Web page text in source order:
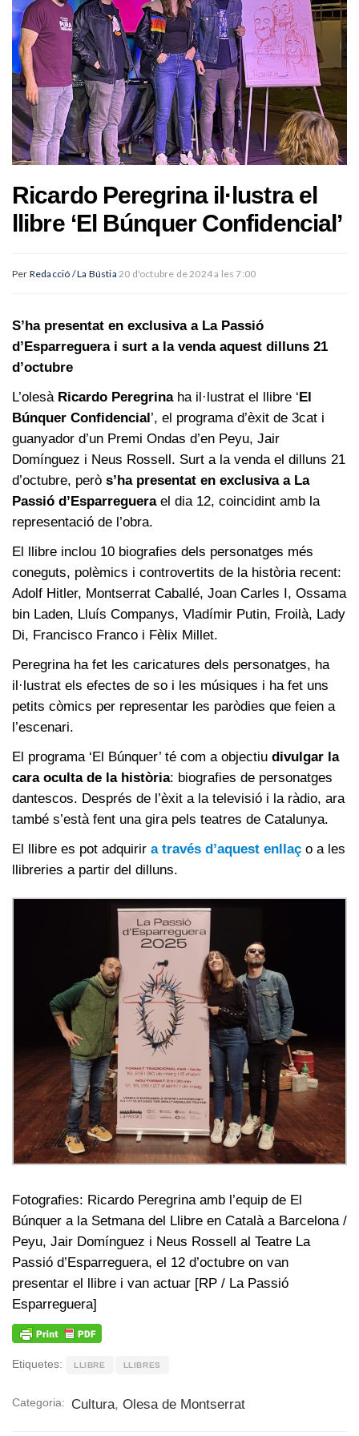
Ricardo Peregrina il·lustra el
llibre ‘El Búnquer Confidencial’
Per Redacció / La Bústia 20 d'octubre de 2024 a les 7:00
S’ha presentat en exclusiva a La Passió
d’Esparreguera i surt a la venda aquest dilluns 21
d’octubre
L’olesà Ricardo Peregrinaha il·lustrat el llibre ‘El
Búnquer Confidencial’, el programa d’èxit de 3cat i
guanyador d’un Premi Ondas d’en Peyu, Jair
Domínguez i Neus Rossell. Surt a la venda el dilluns 21
d’octubre, però s’ha presentat en exclusiva a La
Passió d’Esparreguerael dia 12, coincidint amb la
representació de l’obra.
El llibre inclou 10 biografies dels personatges més
coneguts, polèmics i controvertits de la història recent:
Adolf Hitler, Montserrat Caballé, Joan Carles I, Ossama
bin Laden, Lluís Companys, Vladímir Putin, Froilà, Lady
Di, Francisco Franco i Fèlix Millet.
Peregrina ha fet les caricatures dels personatges, ha
il·lustrat els efectes de so i les músiques i ha fet uns
petits còmics per representar les paròdies que feien a
l’escenari.
El programa ‘El Búnquer’ té com a objectiu divulgar la
cara oculta de la història: biografies de personatges
dantescos. Després de l’èxit a la televisió i la ràdio, ara
també s’està fent una gira pels teatres de Catalunya.
El llibre es pot adquirir a través d’aquest enllaç o a les
llibreries a partir del dilluns.
Fotografies: Ricardo Peregrina amb l’equip de El
Búnquer a la Setmana del Llibre en Català a Barcelona /
Peyu, Jair Domínguez i Neus Rossell al Teatre La
Passió d’Esparreguera, el 12 d’octubre on van
presentar el llibre i van actuar [RP / La Passió
Esparreguera]
Etiquetes: LLIBRE LLIBRES
Categoria: Cultura, Olesa de Montserrat